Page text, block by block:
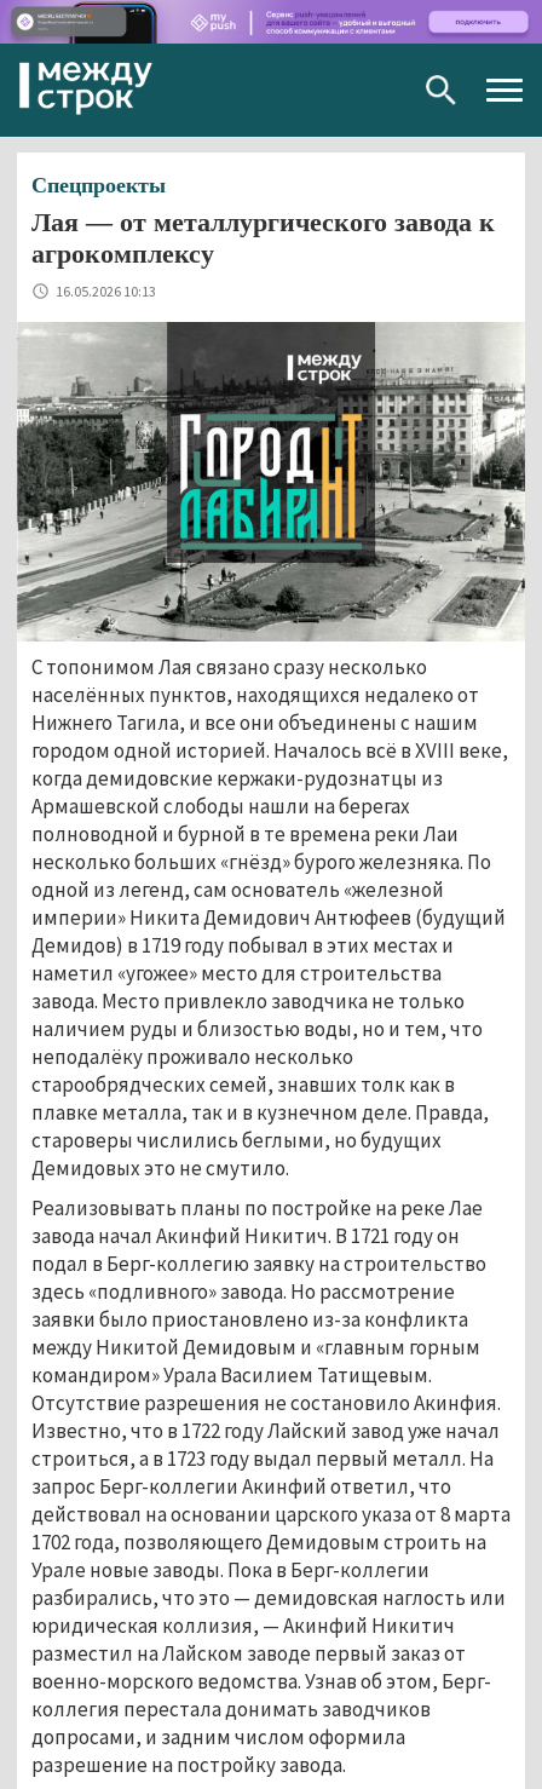
Спецпроекты
Лая — от металлургического завода к
агрокомплексу
16.05.2026 10:13
С топонимом Лая связано сразу несколько
населённых пунктов, находящихся недалеко от
Нижнего Тагила, и все они объединены с нашим
городом одной историей. Началось всё в XVIII веке,
когда демидовские кержаки-рудознатцы из
Армашевской слободы нашли на берегах
полноводной и бурной в те времена реки Лаи
несколько больших «гнёзд» бурого железняка. По
одной из легенд, сам основатель «железной
империи» Никита Демидович Антюфеев (будущий
Демидов) в 1719 году побывал в этих местах и
наметил «угожее» место для строительства
завода. Место привлекло заводчика не только
наличием руды и близостью воды, но и тем, что
неподалёку проживало несколько
старообрядческих семей, знавших толк как в
плавке металла, так и в кузнечном деле. Правда,
староверы числились беглыми, но будущих
Демидовых это не смутило.
Реализовывать планы по постройке на реке Лае
завода начал Акинфий Никитич. В 1721 году он
подал в Берг-коллегию заявку на строительство
здесь «подливного» завода. Но рассмотрение
заявки было приостановлено из-за конфликта
между Никитой Демидовым и «главным горным
командиром» Урала Василием Татищевым.
Отсутствие разрешения не состановило Акинфия.
Известно, что в 1722 году Лайский завод уже начал
строиться, а в 1723 году выдал первый металл. На
запрос Берг-коллегии Акинфий ответил, что
действовал на основании царского указа от 8 марта
1702 года, позволяющего Демидовым строить на
Урале новые заводы. Пока в Берг-коллегии
разбирались, что это — демидовская наглость или
юридическая коллизия, — Акинфий Никитич
разместил на Лайском заводе первый заказ от
военно-морского ведомства. Узнав об этом, Берг-
коллегия перестала донимать заводчиков
допросами, и задним числом оформила
разрешение на постройку завода.